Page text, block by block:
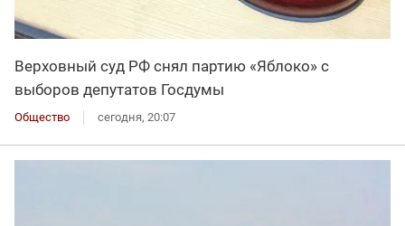
Верховный суд РФ снял партию «Яблоко» с
выборов депутатов Госдумы
Общество сегодня, 20:07